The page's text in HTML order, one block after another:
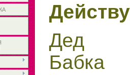
Дед
Бабка